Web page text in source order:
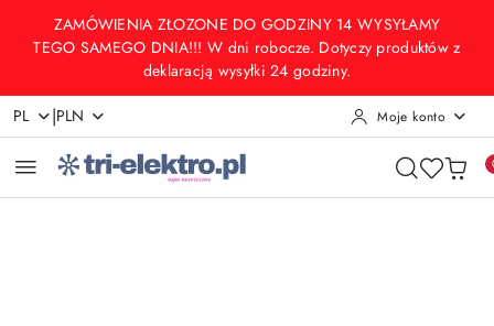
Przejdź do treści głównej
Przejdź do wyszukiwarki
Przejdź do moje konto
Przejdź do menu głównego
Przejdź do opisu produktu
Przejdź do stopki
ZAMÓWIENIA ZŁOZONE DO GODZINY 14 WYSYŁAMY
TEGO SAMEGO DNIA!!! W dni robocze. Dotyczy produktów z
deklaracją wysyłki 24 godziny.
PL |PLN Moje konto